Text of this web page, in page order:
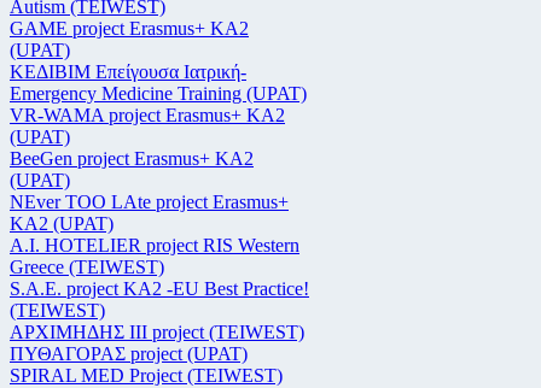
Autism (TEIWEST)
GAME project Erasmus+ KA2
(UPAT)
ΚΕΔΙΒΙΜ Επείγουσα Ιατρική-
Emergency Medicine Training (UPAT)
VR-WAMA project Erasmus+ KA2
(UPAT)
BeeGen project Erasmus+ KA2
(UPAT)
NEver TOO LAte project Erasmus+
KA2 (UPAT)
Α.Ι. HOTELIER project RIS Western
Greece (TEIWEST)
S.A.E. project KA2 -EU Best Practice!
(TEIWEST)
ΑΡΧΙΜΗΔΗΣ ΙΙΙ project (TEIWEST)
ΠΥΘΑΓΟΡΑΣ project (UPAT)
SPIRAL MED Project (TEIWEST)